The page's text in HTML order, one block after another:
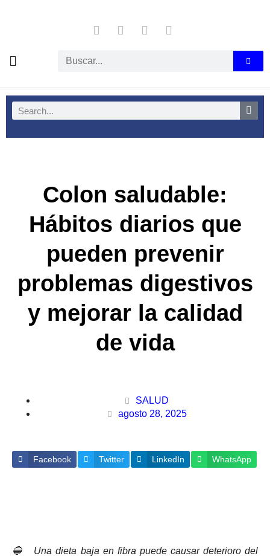
Colon saludable:
Hábitos diarios que
pueden prevenir
problemas digestivos
y mejorar la calidad
de vida
SALUD
agosto 28, 2025
Facebook Twitter LinkedIn WhatsApp
🔵 Una dieta baja en fibra puede causar deterioro del